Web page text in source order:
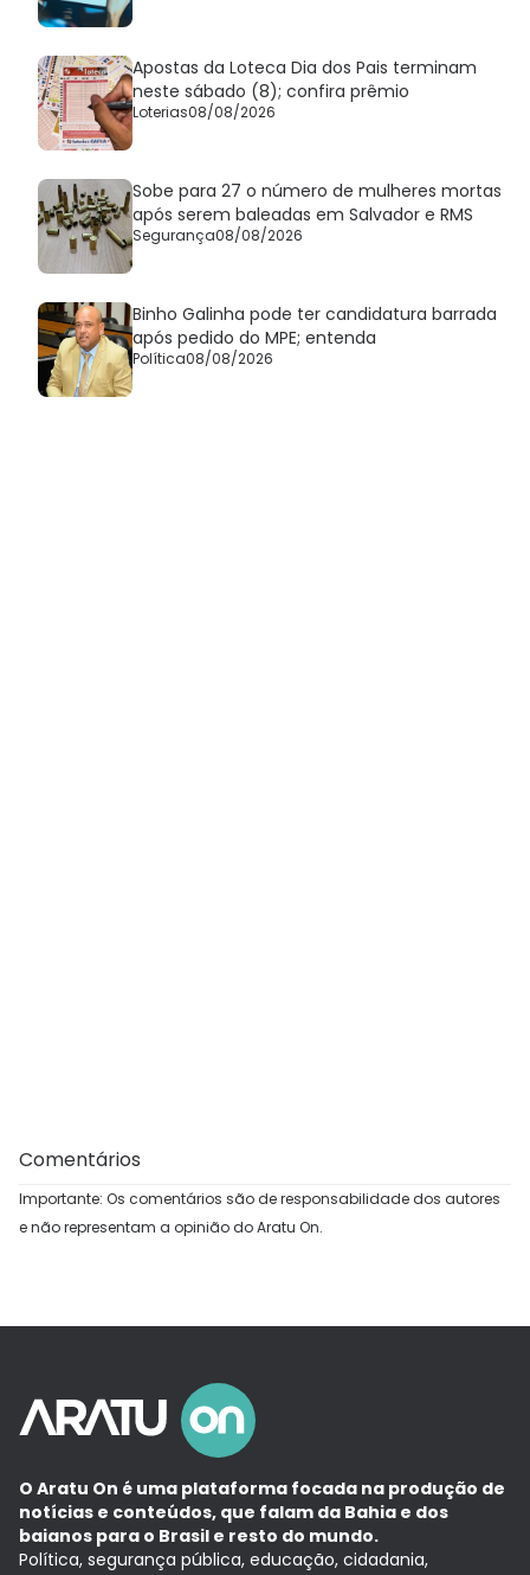
Apostas da Loteca Dia dos Pais terminam
neste sábado (8); confira prêmio
Loterias08/08/2026
Sobe para 27 o número de mulheres mortas
após serem baleadas em Salvador e RMS
Segurança08/08/2026
Binho Galinha pode ter candidatura barrada
após pedido do MPE; entenda
Política08/08/2026
Comentários
Importante: Os comentários são de responsabilidade dos autores
e não representam a opinião do Aratu On.
O Aratu On é uma plataforma focada na produção de
notícias e conteúdos, que falam da Bahia e dos
baianos para o Brasil e resto do mundo.
Política, segurança pública, educação, cidadania,